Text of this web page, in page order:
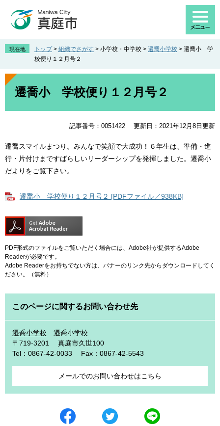
先
。
を
て
現在地 トップ > 組織でさがす > 小学校・中学校 > 遷喬小学校 > 遷喬小 学
校便り１２月号２
本
遷喬小 学校便り１２月号２
記事番号：0051422 更新日：2021年12月8日更新
遷喬スマイルまつり。みんなで笑顔で大成功！６年生は、準備・進
行・片付けまですばらしいリーダーシップを発揮しました。遷喬小
だよりをご覧下さい。
遷喬小 学校便り１２月号２ [PDFファイル／938KB]
PDF形式のファイルをご覧いただく場合には、Adobe社が提供するAdobe
Readerが必要です。
Adobe Readerをお持ちでない方は、バナーのリンク先からダウンロードしてく
ださい。（無料）
このページに関するお問い合わせ先
遷喬小学校
遷喬小学校
〒719-3201
真庭市久世100
Tel：0867-42-0033
Fax：0867-42-5543
メールでのお問い合わせはこちら